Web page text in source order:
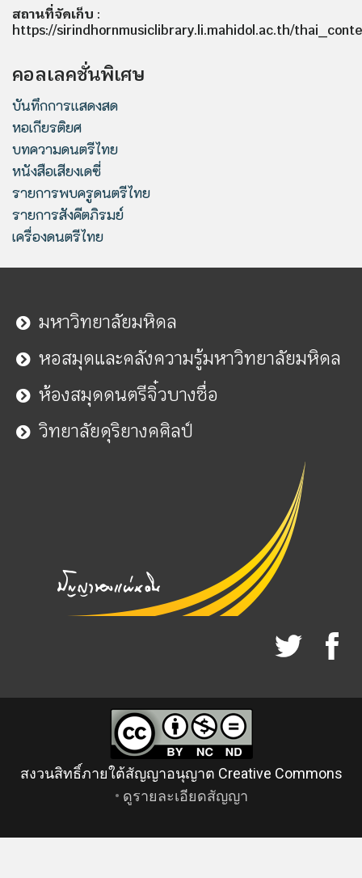
สถานที่จัดเก็บ :
https://sirindhornmusiclibrary.li.mahidol.ac.th/
คอลเลคชั่นพิเศษ
บันทึกการแสดงสด
หอเกียรติยศ
บทความดนตรีไทย
หนังสือเสียงเดซี่
รายการพบครูดนตรีไทย
รายการสังคีตภิรมย์
เครื่องดนตรีไทย
มหาวิทยาลัยมหิดล
หอสมุดและคลังความรู้มหาวิทยาลัยมหิดล
ห้องสมุดดนตรีจิ๋วบางซื่อ
วิทยาลัยดุริยางคศิลป์
สงวนสิทธิ์ภายใต้สัญญาอนุญาต Creative Commons
• ดูรายละเอียดสัญญา